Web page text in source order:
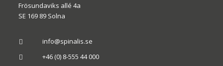
Frösundaviks allé 4a
SE 169 89 Solna
 info@spinalis.se
 +46 (0) 8-555 44 000